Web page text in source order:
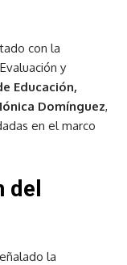
con la
y
Educación,
Domínguez,
en el marco
del
la